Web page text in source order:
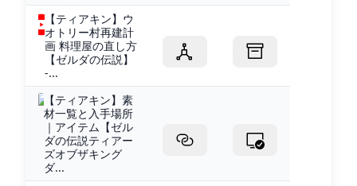
【ティアキン】ウ
オトリー村再建計
画 料理屋の直し方
【ゼルダの伝説】
-...
【ティアキン】素
材一覧と入手場所
｜アイテム【ゼル
ダの伝説ティアー
ズオブザキング
ダ...